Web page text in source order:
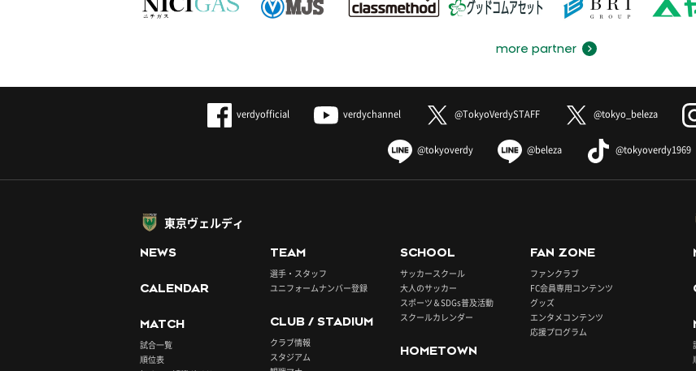
more partner
verdyofficial verdychannel @TokyoVerdySTAFF @tokyo_beleza
@tokyoverdy @beleza @tokyoverdy1969
東京ヴェルディ
NEWS
CALENDAR
MATCH
試合一覧
順位表
TEAM
選手・スタッフ
ユニフォームナンバー登録
CLUB / STADIUM
クラブ情報
スタジアム
SCHOOL
サッカースクール
大人のサッカー
スポーツ＆SDGs普及活動
スクールカレンダー
HOMETOWN
FAN ZONE
ファンクラブ
FC会員専用コンテンツ
グッズ
エンタメコンテンツ
応援プログラム